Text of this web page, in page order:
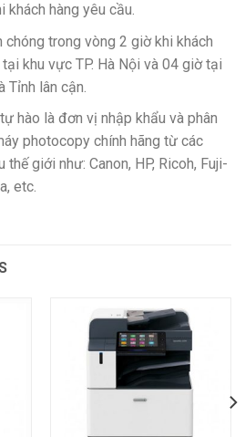
khách hàng yêu cầu.
chóng trong vòng 2 giờ khi khách
khu vực TP. Hà Nội và 04 giờ tại
Tỉnh lân cận.
tự hào là đơn vị nhập khẩu và phân
photocopy chính hãng từ các
giới như: Canon, HP, Ricoh, Fuji-
etc.